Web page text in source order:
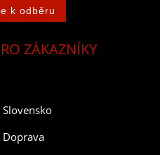
ZÁKAZNÍKY
Doprava